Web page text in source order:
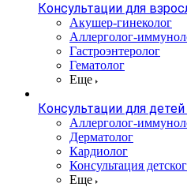
Консультации для
Акушер-гинеколог
Аллерголог-
Гастроэнтеролог
Гематолог
Еще
Консультации для детей
Аллерголог-
Дерматолог
Кардиолог
Консультация
Еще